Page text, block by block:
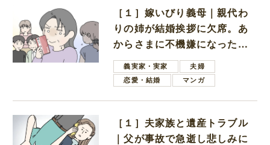
［１］嫁いびり義母｜親代わ
りの姉が結婚挨拶に欠席。あ
からさまに不機嫌になった義
母義実家・実家
夫婦
恋愛・結婚
マンガ
［１］夫家族と遺産トラブル
｜父が事故で急逝し悲しみに